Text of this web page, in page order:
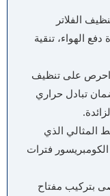
الفلاتر
الهواء، تنقية
احرص على تنظيف
تبادل حراري
المثالي الذي
فترات
بتركيب مفتاح